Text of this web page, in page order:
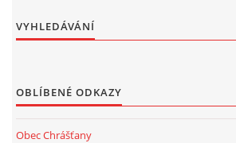
VYHLEDÁVÁNÍ
OBLÍBENÉ ODKAZY
Obec Chrášťany